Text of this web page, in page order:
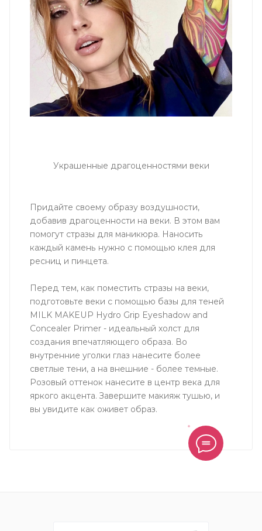
Украшенные драгоценностями веки
Придайте своему образу воздушности,
добавив драгоценности на веки. В этом вам
помогут стразы для маникюра. Наносить
каждый камень нужно с помощью клея для
ресниц и пинцета.
Перед тем, как поместить стразы на веки,
подготовьте веки с помощью базы для теней
MILK MAKEUP Hydro Grip Eyeshadow and
Concealer Primer - идеальный холст для
создания впечатляющего образа. Во
внутренние уголки глаз нанесите более
светлые тени, а на внешние - более темные.
Розовый оттенок нанесите в центр века для
яркого акцента. Завершите макияж тушью, и
вы увидите как оживет образ.